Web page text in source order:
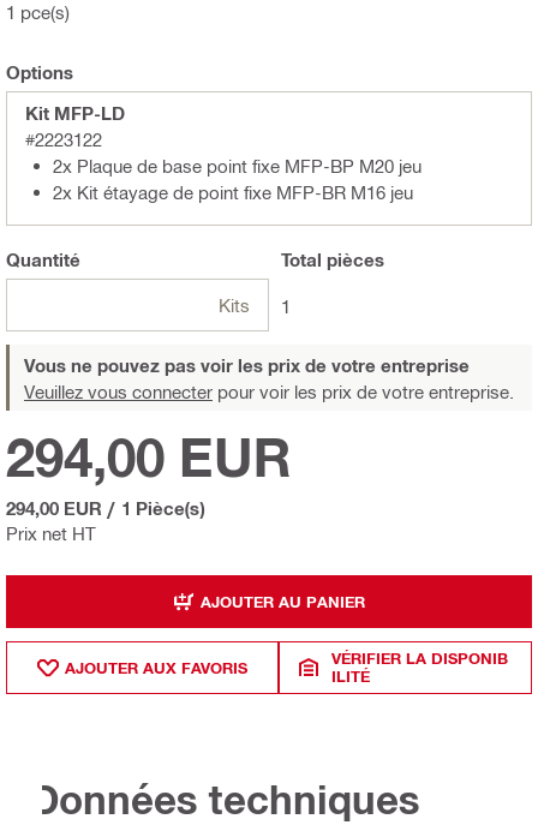
1 pce(s)
Options
Kit MFP-LD
#2223122
2x Plaque de base point fixe MFP-BP M20 jeu
2x Kit étayage de point fixe MFP-BR M16 jeu
Quantité
Kits
Total pièces
1
Vous ne pouvez pas voir les prix de votre entreprise
Veuillez vous connecter pour voir les prix de votre entreprise.
Prix net HT
294,00 EUR
294,00 EUR / 1 Pièce(s)
AJOUTER AU PANIER
AJOUTER AUX FAVORIS
VÉRIFIER LA DISPONIB
ILITÉ
Données techniques